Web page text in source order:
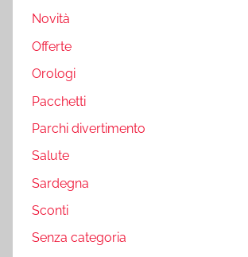
Novità
Offerte
Orologi
Pacchetti
Parchi divertimento
Salute
Sardegna
Sconti
Senza categoria